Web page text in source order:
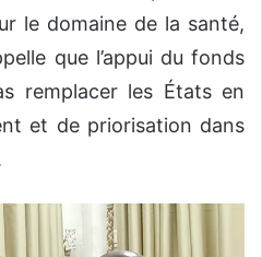
le domaine de la santé,
que l’appui du fonds
remplacer les États en
et de priorisation dans